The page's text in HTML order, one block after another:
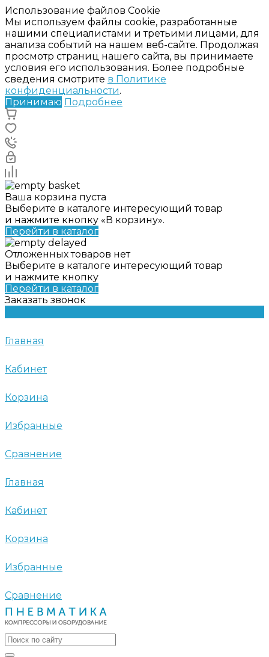
Использование файлов Cookie
Мы используем файлы cookie, разработанные
нашими специалистами и третьими лицами, для
анализа событий на нашем веб-сайте. Продолжая
просмотр страниц нашего сайта, вы принимаете
условия его использования. Более подробные
сведения смотрите в Политике
конфиденциальности.
Принимаю Подробнее
Ваша корзина пуста
Выберите в каталоге интересующий товар
и нажмите кнопку «В корзину».
Перейти в каталог
Отложенных товаров нет
Выберите в каталоге интересующий товар
и нажмите кнопку
Перейти в каталог
Заказать звонок
Главная
Кабинет
Корзина
Избранные
Сравнение
Главная
Кабинет
Корзина
Избранные
Сравнение